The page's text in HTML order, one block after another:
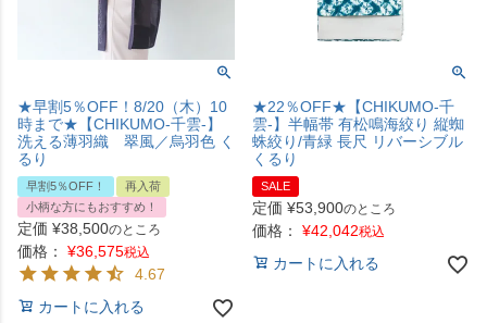
★早割5％OFF！8/20（木）10
時まで★【CHIKUMO-千雲-】
洗える薄羽織 翠風／烏羽色 く
るり
早割5％OFF！
再入荷
小柄な方にもおすすめ！
定価 ¥38,500のところ
価格： ¥36,575税込
4.67
カートに入れる
★22％OFF★【CHIKUMO-千
雲-】半幅帯 有松鳴海絞り 縦蜘
蛛絞り/青緑 長尺 リバーシブル
くるり
SALE
定価 ¥53,900のところ
価格： ¥42,042税込
カートに入れる